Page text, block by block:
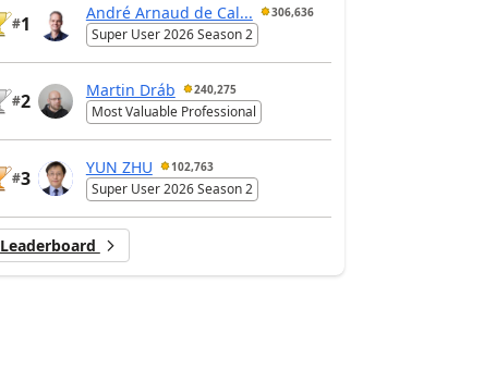
#1
André Arnaud de Cal... 306,636
Super User 2026 Season 2
#2
Martin Dráb 240,275
Most Valuable Professional
#3
YUN ZHU 102,763
Super User 2026 Season 2
Leaderboard